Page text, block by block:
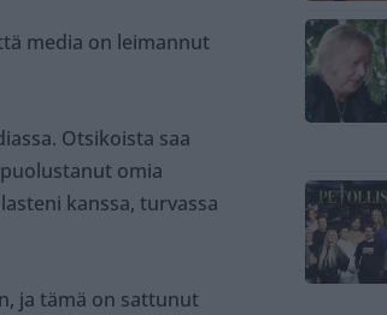
media on leimannut
Otsikoista saa
omia
kanssa, turvassa
ja tämä on sattunut